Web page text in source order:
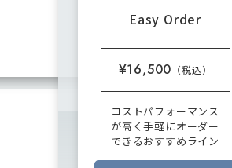
Easy Order
¥16,500
コストパフォーマンス
が高く手軽にオーダー
できるおすすめライン